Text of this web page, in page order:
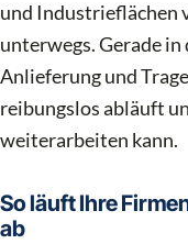
und Industrieflächen
unterwegs. Gerade
Anlieferung und
reibungslos abläuft
weiterarbeiten kann.
So läuft Ihre
ab